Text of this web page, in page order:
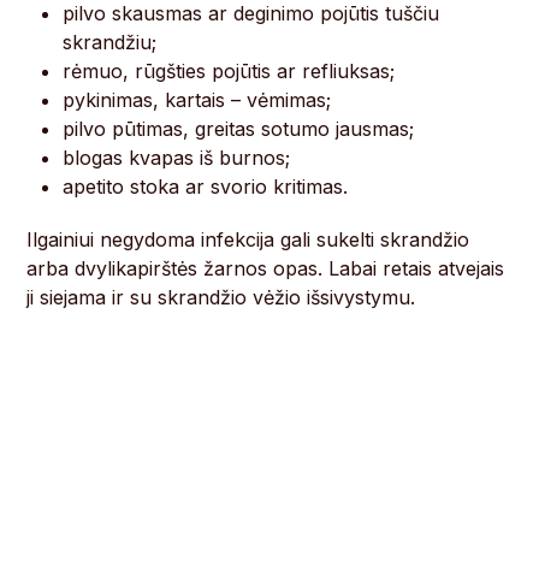
pilvo skausmas ar deginimo pojūtis tuščiu
skrandžiu;
rėmuo, rūgšties pojūtis ar refliuksas;
pykinimas, kartais – vėmimas;
pilvo pūtimas, greitas sotumo jausmas;
blogas kvapas iš burnos;
apetito stoka ar svorio kritimas.
Ilgainiui negydoma infekcija gali sukelti skrandžio
arba dvylikapirštės žarnos opas. Labai retais atvejais
ji siejama ir su skrandžio vėžio išsivystymu.